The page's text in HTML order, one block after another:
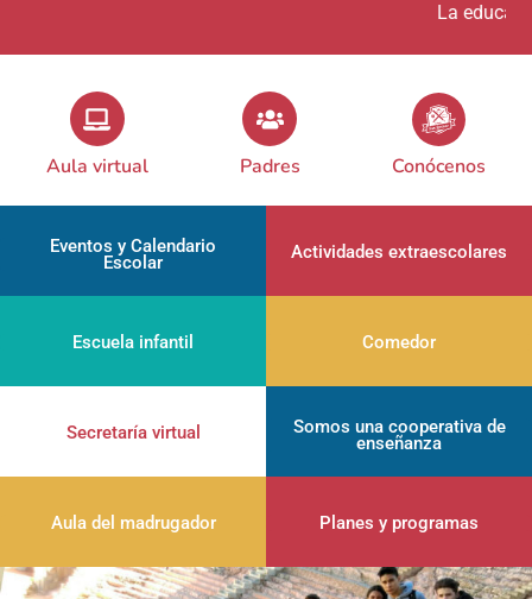
La
Aula virtual Padres Conócenos
Eventos y Calendario
Escolar Actividades extraescolares
Escuela infantil Comedor
Secretaría virtual Somos una cooperativa de
enseñanza
Aula del madrugador Planes y programas